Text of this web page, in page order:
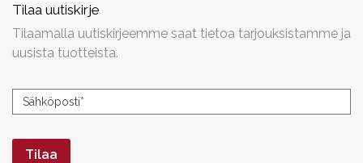
Tilaa uutiskirje
Tilaamalla uutiskirjeemme saat tietoa tarjouksistamme ja
uusista tuotteista.
Uutiskirjeen
tilaus
Sähköposti*
Tilaa